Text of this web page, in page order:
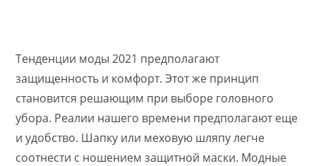
Тенденции моды 2021 предполагают
защищенность и комфорт. Этот же принцип
становится решающим при выборе головного
убора. Реалии нашего времени предполагают еще
и удобство. Шапку или меховую шляпу легче
соотнести с ношением защитной маски. Модные